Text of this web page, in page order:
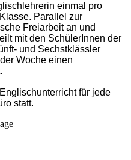
einmal pro
Parallel zur
Freiarbeit an und
mit den SchülerInnen der
und Sechstklässler
Woche einen
für jede
statt.